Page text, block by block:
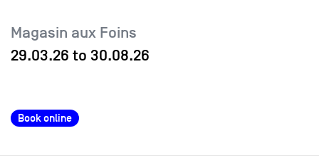
Magasin aux Foins
29.03.26 to 30.08.26
Book online